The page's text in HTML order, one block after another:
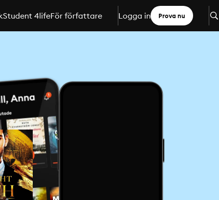
Student 4lifeFör författare Logga in Prova nu